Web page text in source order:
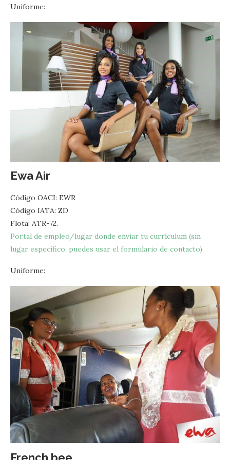
Uniforme:
Ewa Air
Código OACI: EWR
Código IATA: ZD
Flota: ATR-72.
Portal de empleo/lugar donde enviar tu currículum (sin
lugar específico, puedes usar el formulario de contacto).
Uniforme: